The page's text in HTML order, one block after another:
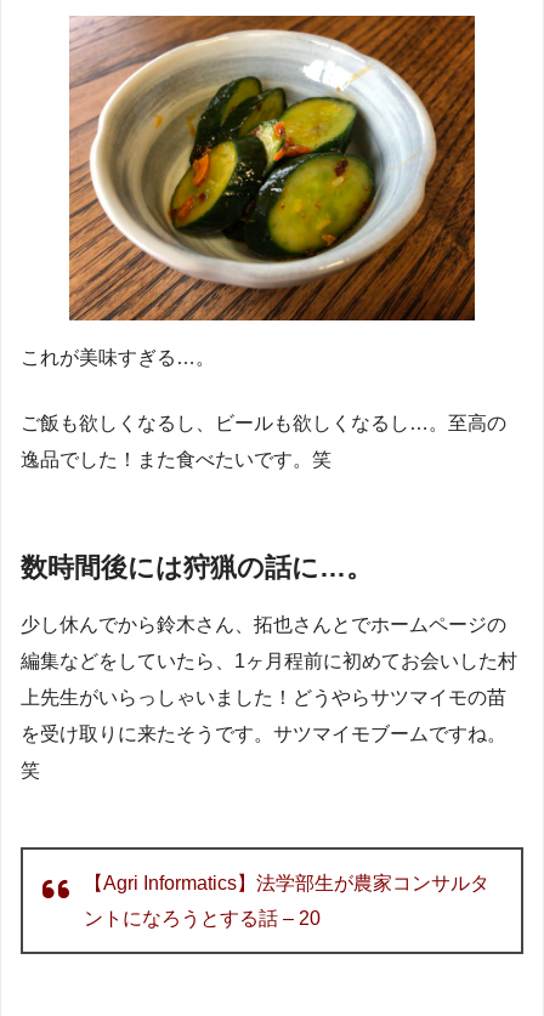
これが美味すぎる…。
ご飯も欲しくなるし、ビールも欲しくなるし…。至高の
逸品でした！また食べたいです。笑
数時間後には狩猟の話に…。
少し休んでから鈴木さん、拓也さんとでホームページの
編集などをしていたら、1ヶ月程前に初めてお会いした村
上先生がいらっしゃいました！どうやらサツマイモの苗
を受け取りに来たそうです。サツマイモブームですね。
笑
【Agri Informatics】法学部生が農家コンサルタ
ントになろうとする話 – 20